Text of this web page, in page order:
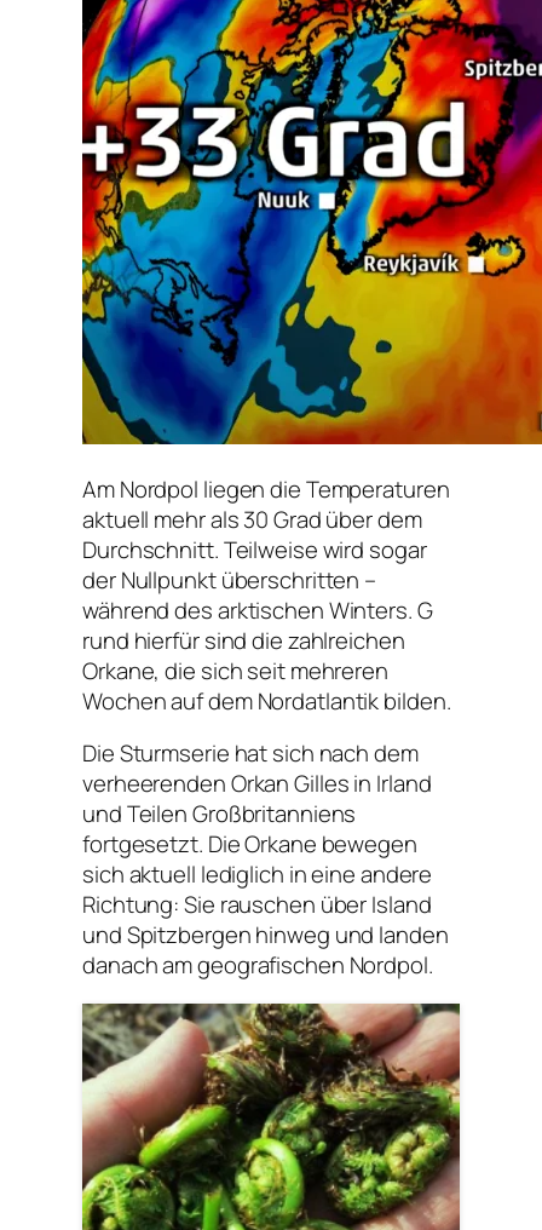
A​m Nordpol liegen die Temperaturen
aktuell mehr als 30 Grad über dem
Durchschnitt. Teilweise wird sogar
der Nullpunkt überschritten –
während des arktischen Winters. G​
rund hierfür sind die zahlreichen
Orkane, die sich seit mehreren
Wochen auf dem Nordatlantik bilden.
D​ie Sturmserie hat sich nach dem
verheerenden Orkan Gilles in Irland
und Teilen Großbritanniens
fortgesetzt. Die Orkane bewegen
sich aktuell lediglich in eine andere
Richtung: Sie rauschen über Island
und Spitzbergen hinweg und landen
danach am geografischen Nordpol.